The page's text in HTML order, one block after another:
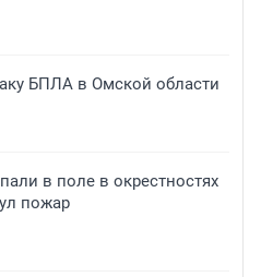
БПЛА в Омской области
в поле в окрестностях
пожар